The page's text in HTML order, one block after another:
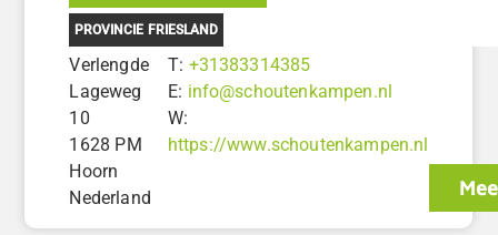
PROVINCIE FRIESLAND
Verlengde
Lageweg
10
1628 PM
Hoorn
Nederland
T: +31383314385
E: info@schoutenkampen.nl
W:
https://www.schoutenkampen.nl